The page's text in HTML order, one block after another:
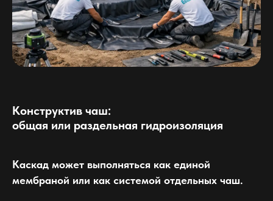
Конструктив чаш:
общая или раздельная гидроизоляция
Каскад может выполняться как единой
мембраной или как системой отдельных чаш.